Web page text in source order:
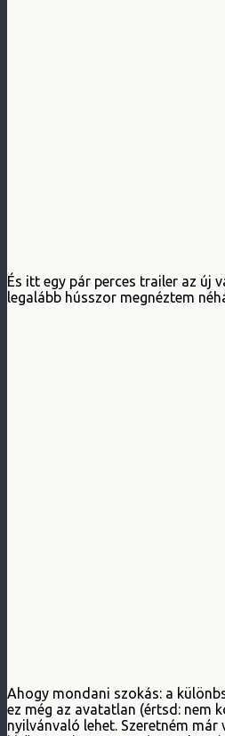
És itt egy pár perces trailer az új
legalább hússzor megnéztem
Ahogy mondani szokás: a
ez még az avatatlan (értsd: nem
nyilvánvaló lehet. Szeretném már